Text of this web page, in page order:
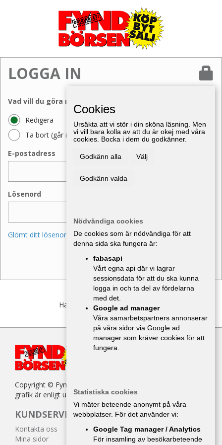
LOGGA IN
Vad vill du göra med din annons?
Redigera
Ta bort (går inte att ångra)
E-postadress
Lösenord
Glömt ditt lösenord?
Har du inget konto?Bli medlem
Copyright © Fyndbörsen. All kopiering av texter, bilder eller
grafik är enligt upphovsrättslagen förbjuden.
KUNDSERVICE
Kontakta oss
Mina sidor
Cookies
Ursäkta att vi stör i din sköna läsning. Men
vi vill bara kolla av att du är okej med våra
cookies. Bocka i dem du godkänner.
Godkänn alla Välj
Godkänn valda
Nödvändiga cookies
De cookies som är nödvändiga för att
denna sida ska fungera är:
fabasapi
Vårt egna api där vi lagrar
sessionsdata för att du ska kunna
logga in och ta del av fördelarna
med det.
Google ad manager
Våra samarbetspartners annonserar
på våra sidor via Google ad
manager som kräver cookies för att
fungera.
Statistiska cookies
Vi mäter beteende anonymt på våra
webbplatser. För det använder vi:
Google Tag manager / Analytics
För insamling av besökarbeteende